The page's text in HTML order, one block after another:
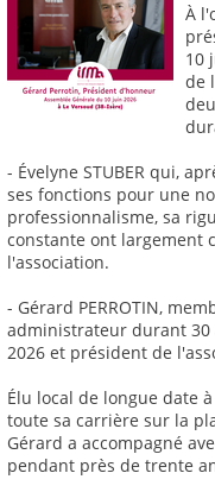
À
10
de
- Évelyne STUBER qui,
ses fonctions pour une
professionnalisme, sa
constante ont largement
l'association.
- Gérard PERROTIN,
administrateur durant 30
2026 et président de
Élu local de longue date
toute sa carrière sur la
Gérard a accompagné
pendant près de trente